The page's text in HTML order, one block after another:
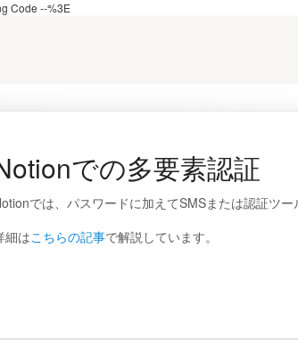
Code --%3E
での多要素認証
では、パスワードに加えてSMSまたは認証ツー
細はこちらの記事で解説しています。